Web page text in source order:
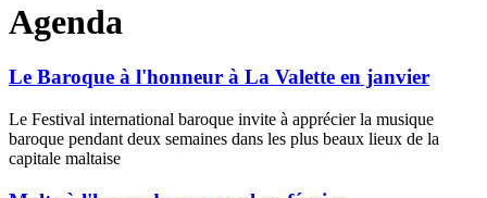
Agenda
Le Baroque à l'honneur à La Valette en janvier
Le Festival international baroque invite à apprécier la musique
baroque pendant deux semaines dans les plus beaux lieux de la
capitale maltaise